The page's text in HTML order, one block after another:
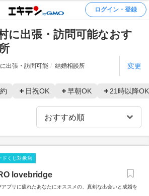
ログイン・登録
に出張・訪問可能なおす
出張・訪問可能 結婚相談所 変更
日祝OK 早朝OK 21時以降OK
ドくじ対象店
lovebridge
プリに疲れたあなたにオススメの、真剣な出会いと成婚を